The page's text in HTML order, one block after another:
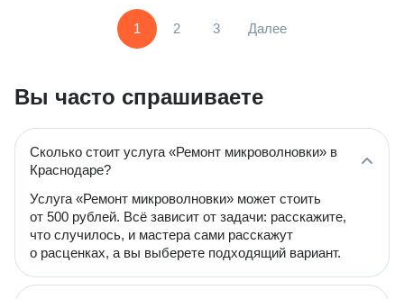
1 2 3 Далее
Вы часто спрашиваете
Сколько стоит услуга «Ремонт микроволновки» в
Краснодаре?
Услуга «Ремонт микроволновки» может стоить
от 500 рублей. Всё зависит от задачи: расскажите,
что случилось, и мастера сами расскажут
о расценках, а вы выберете подходящий вариант.